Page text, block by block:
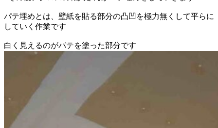
パテ埋めとは、壁紙を貼る部分の凸凹を極力無くして平らに
していく作業です
白く見えるのがパテを塗った部分です